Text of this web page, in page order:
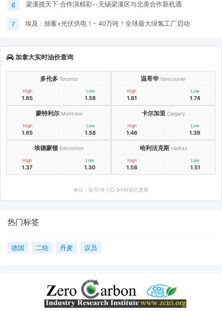
6 梁溪揽天下·合作演精彩--无锡梁溪区与北美合作新机遇
7 埃及 : 抽蓄+光伏供电！- 40万吨！全球最大绿氢工厂启动
加拿大实时油价查询
多伦多 Toronto
High
1.65
Low
1.58
温哥华 Vancouver
High
1.81
Low
1.74
蒙特利尔 Montreal
High
1.65
Low
1.58
卡尔加里 Calgary
High
1.46
Low
1.39
埃德蒙顿 Edmonton
High
1.37
Low
1.30
哈利法克斯 Halifax
High
1.58
Low
1.51
单位：加币/升 | ⏱️ 3小时前已更新
热门标签
德国 二轮 丹麦 议员